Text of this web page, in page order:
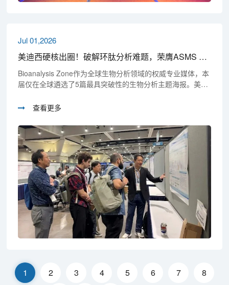
Jul 01,2026
美迪西硬核出圈！破解环肽分析难题，荣膺ASMS 2026精选海报
Bioanalysis Zone作为全球生物分析领域的权威专业媒体，本
届仅在全球遴选了5篇最具突破性的生物分析主题海报。美迪
百时美施贵宝等国际顶级药企及顶尖学术机构同台竞技。
查看更多
1 2 3 4 5 6 7
8